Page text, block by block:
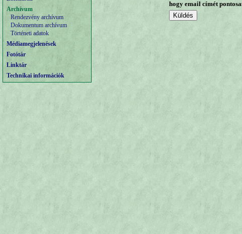
Archívum
Rendezvény archívum
Dokumentum archívum
Történeti adatok
Médiamegjelenések
Fotótár
Linktár
Technikai információk
hogy email címét